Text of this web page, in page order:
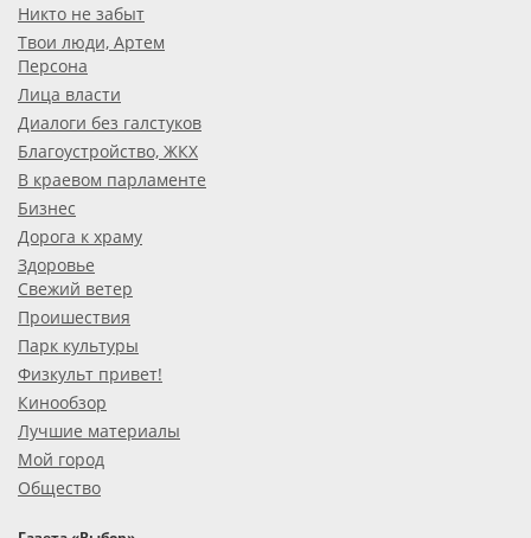
Никто не забыт
Твои люди, Артем
Персона
Лица власти
Диалоги без галстуков
Благоустройство, ЖКХ
В краевом парламенте
Бизнес
Дорога к храму
Здоровье
Свежий ветер
Проишествия
Парк культуры
Физкульт привет!
Кинообзор
Лучшие материалы
Мой город
Общество